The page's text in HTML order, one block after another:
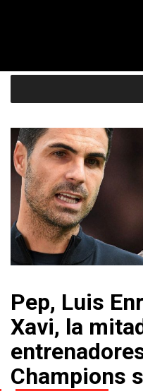
Pep, Luis
Xavi, la
Champions